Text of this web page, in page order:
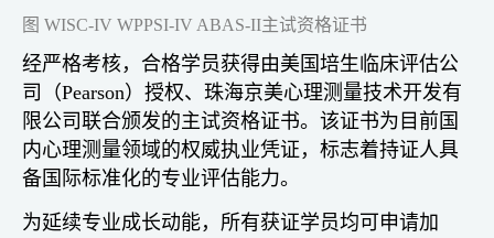
图 WISC-IV WPPSI-IV ABAS-II主试资格证书
经严格考核，合格学员获得由美国培生临床评估公
司（Pearson）授权、珠海京美心理测量技术开发有
限公司联合颁发的主试资格证书。该证书为目前国
内心理测量领域的权威执业凭证，标志着持证人具
备国际标准化的专业评估能力。
为延续专业成长动能，所有获证学员均可申请加